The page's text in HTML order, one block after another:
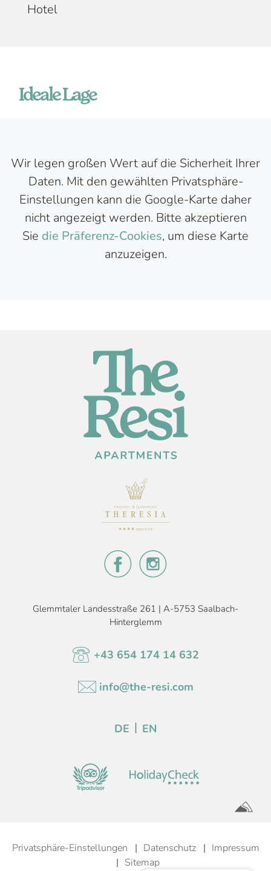
Hotel
Ideale Lage
Wir legen großen Wert auf die Sicherheit Ihrer
Daten. Mit den gewählten Privatsphäre-
Einstellungen kann die Google-Karte daher
nicht angezeigt werden. Bitte akzeptieren
Sie die Präferenz-Cookies, um diese Karte
anzuzeigen.
Glemmtaler Landesstraße 261 | A-5753 Saalbach-
Hinterglemm
+43 654 174 14 632
info@the-resi.com
DE EN
Privatsphäre-Einstellungen Datenschutz
Impressum
Sitemap